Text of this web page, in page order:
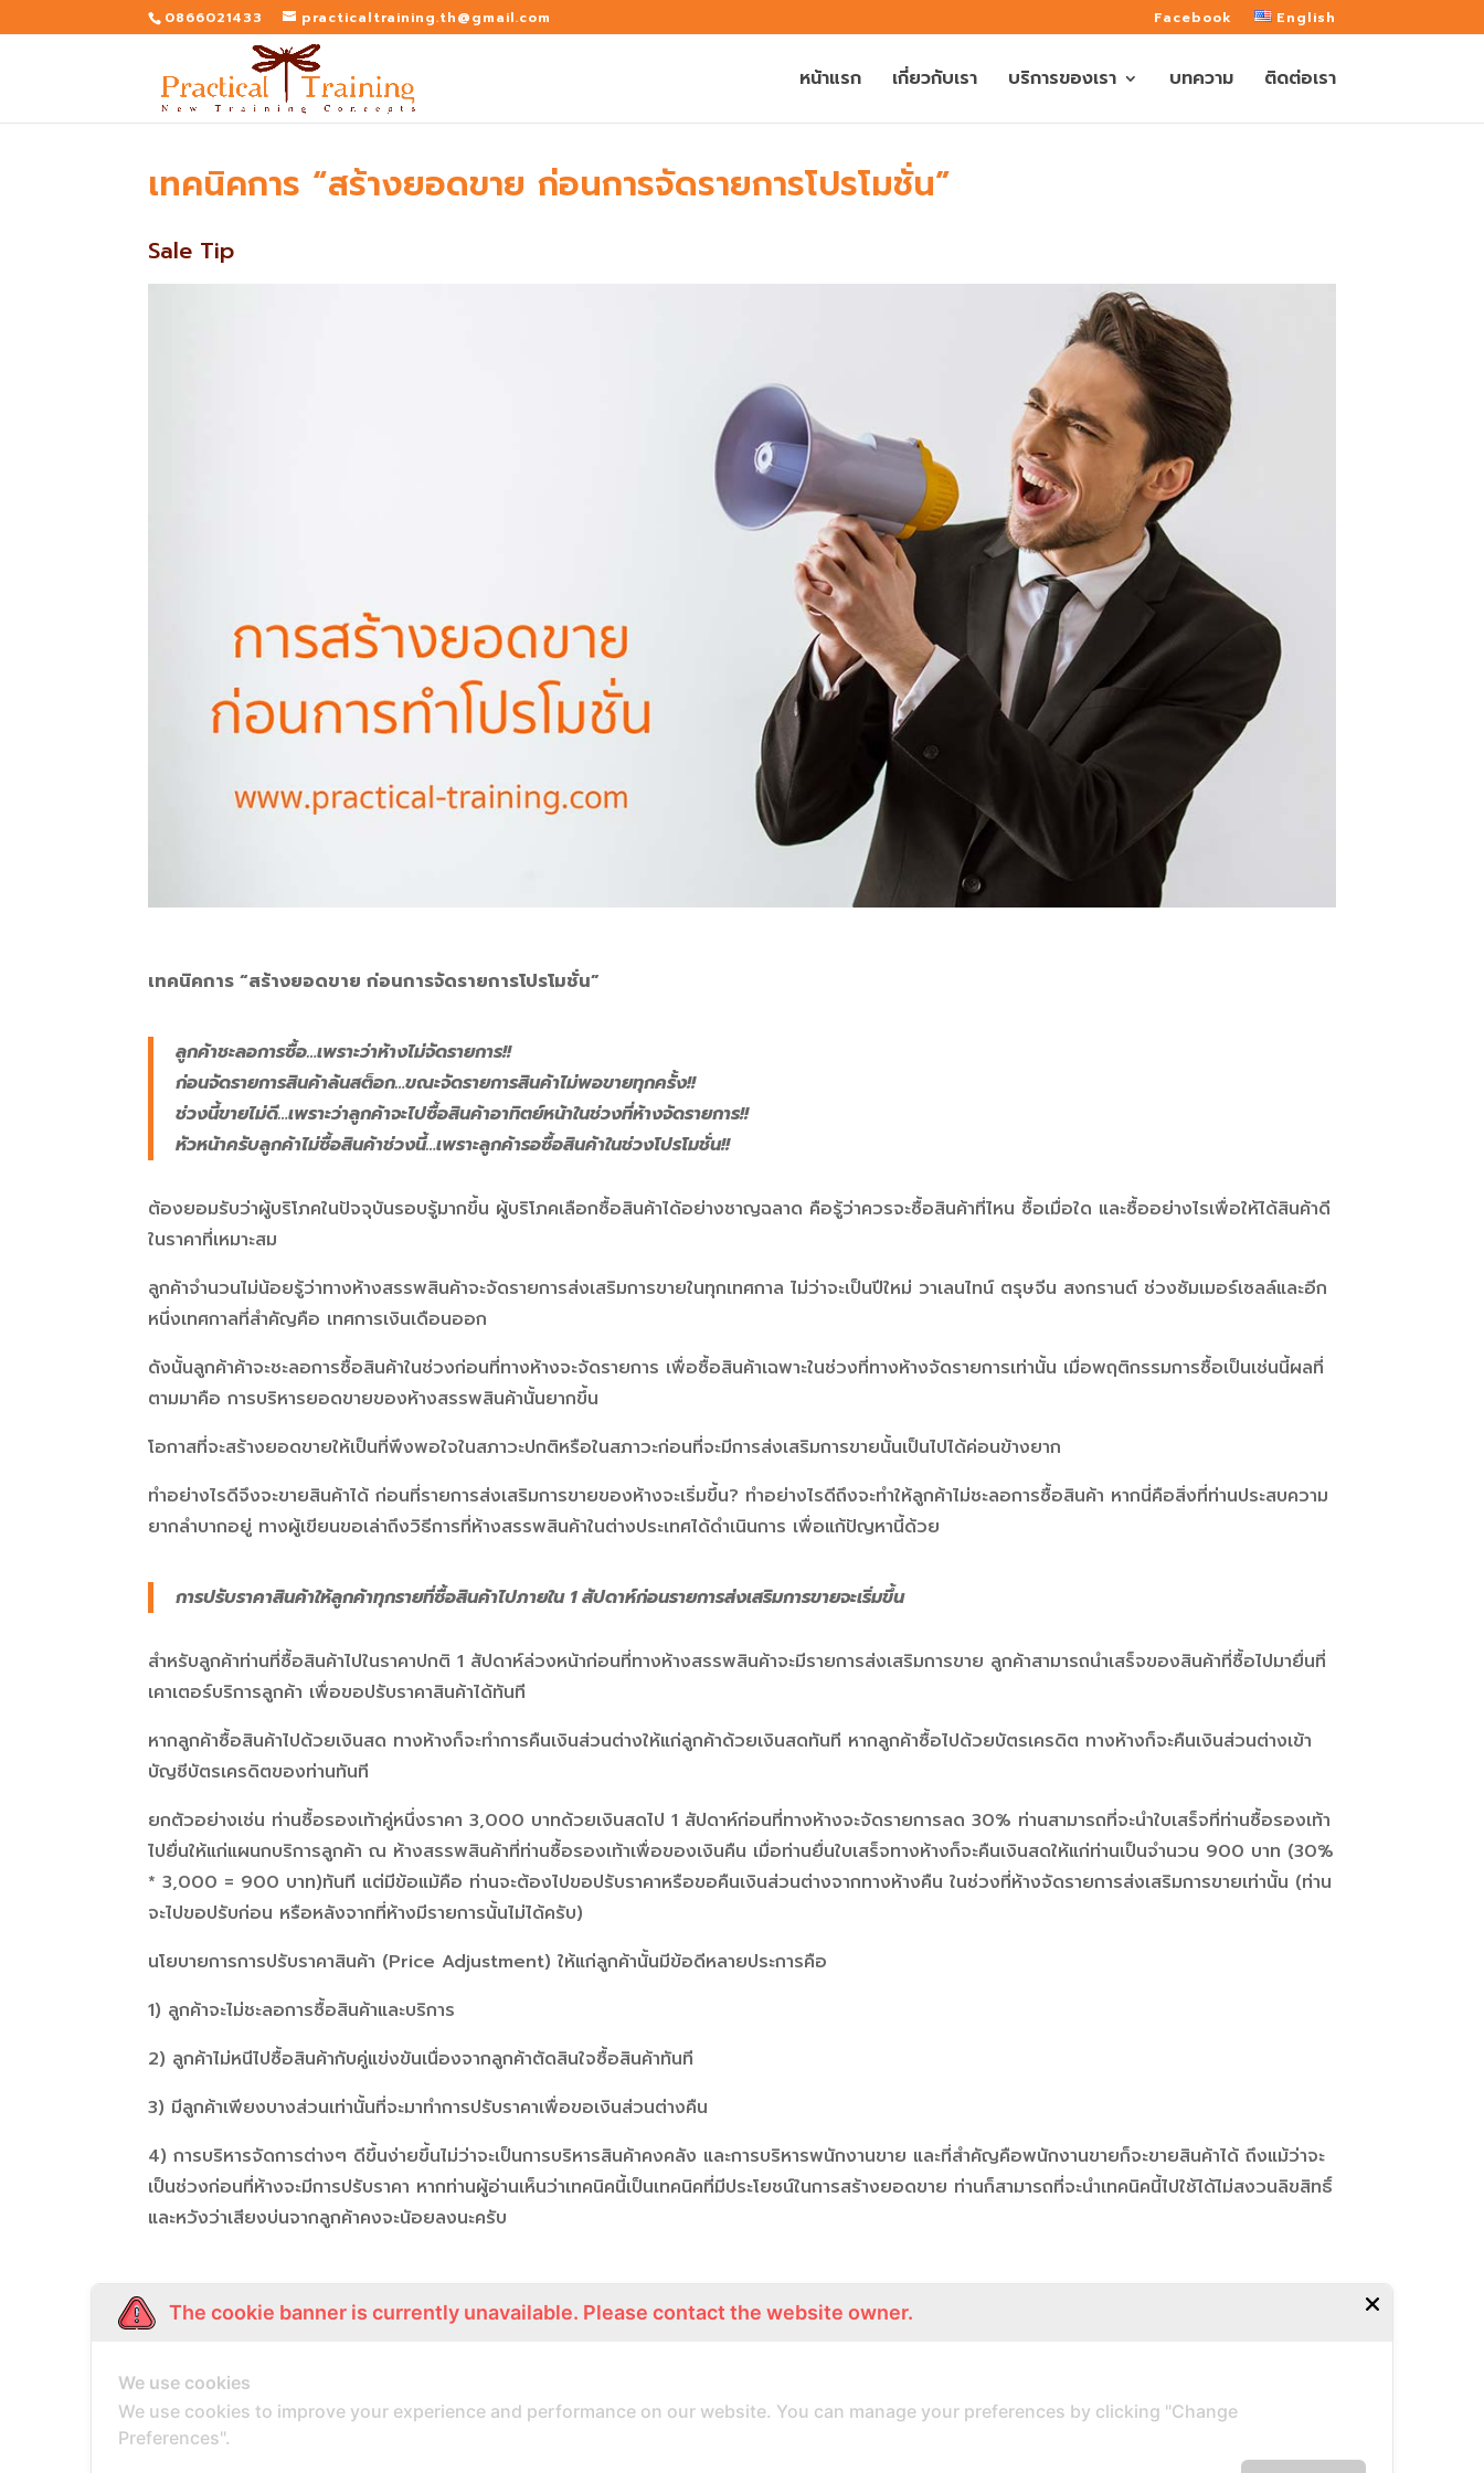
0866021433 practicaltraining.th@gmail.com Facebook English
หน้าแรก เกี่ยวกับเรา บริการของเรา บทความ ติดต่อเรา
เทคนิคการ “สร้างยอดขาย ก่อนการจัดรายการโปรโมชั่น”
Sale Tip
เทคนิคการ “สร้างยอดขาย ก่อนการจัดรายการโปรโมชั่น”
ลูกค้าชะลอการซื้อ…เพราะว่าห้างไม่จัดรายการ!!
ก่อนจัดรายการสินค้าล้นสต็อก…ขณะจัดรายการสินค้าไม่พอขายทุกครั้ง!!
ช่วงนี้ขายไม่ดี…เพราะว่าลูกค้าจะไปซื้อสินค้าอาทิตย์หน้าในช่วงที่ห้างจัดรายการ!!
หัวหน้าครับลูกค้าไม่ซื้อสินค้าช่วงนี้…เพราะลูกค้ารอซื้อสินค้าในช่วงโปรโมชั่น!!
ต้องยอมรับว่าผู้บริโภคในปัจจุบันรอบรู้มากขึ้น ผู้บริโภคเลือกซื้อสินค้าได้อย่างชาญฉลาด คือรู้ว่าควรจะซื้อสินค้าที่ไหน ซื้อเมื่อใด และซื้ออย่างไรเพื่อให้ได้สินค้าดี
ในราคาที่เหมาะสม
ลูกค้าจำนวนไม่น้อยรู้ว่าทางห้างสรรพสินค้าจะจัดรายการส่งเสริมการขายในทุกเทศกาล ไม่ว่าจะเป็นปีใหม่ วาเลนไทน์ ตรุษจีน สงกรานต์ ช่วงซัมเมอร์เซลล์และอีก
หนึ่งเทศกาลที่สำคัญคือ เทศการเงินเดือนออก
ดังนั้นลูกค้าค้าจะชะลอการซื้อสินค้าในช่วงก่อนที่ทางห้างจะจัดรายการ เพื่อซื้อสินค้าเฉพาะในช่วงที่ทางห้างจัดรายการเท่านั้น เมื่อพฤติกรรมการซื้อเป็นเช่นนี้ผลที่
ตามมาคือ การบริหารยอดขายของห้างสรรพสินค้านั้นยากขึ้น
โอกาสที่จะสร้างยอดขายให้เป็นที่พึงพอใจในสภาวะปกติหรือในสภาวะก่อนที่จะมีการส่งเสริมการขายนั้นเป็นไปได้ค่อนข้างยาก
ทำอย่างไรดีจึงจะขายสินค้าได้ ก่อนที่รายการส่งเสริมการขายของห้างจะเริ่มขึ้น? ทำอย่างไรดีถึงจะทำให้ลูกค้าไม่ชะลอการซื้อสินค้า หากนี่คือสิ่งที่ท่านประสบความ
ยากลำบากอยู่ ทางผู้เขียนขอเล่าถึงวิธีการที่ห้างสรรพสินค้าในต่างประเทศได้ดำเนินการ เพื่อแก้ปัญหานี้ด้วย
การปรับราคาสินค้าให้ลูกค้าทุกรายที่ซื้อสินค้าไปภายใน 1 สัปดาห์ก่อนรายการส่งเสริมการขายจะเริ่มขึ้น
สำหรับลูกค้าท่านที่ซื้อสินค้าไปในราคาปกติ 1 สัปดาห์ล่วงหน้าก่อนที่ทางห้างสรรพสินค้าจะมีรายการส่งเสริมการขาย ลูกค้าสามารถนำเสร็จของสินค้าที่ซื้อไปมายื่นที่
เคาเตอร์บริการลูกค้า เพื่อขอปรับราคาสินค้าได้ทันที
หากลูกค้าซื้อสินค้าไปด้วยเงินสด ทางห้างก็จะทำการคืนเงินส่วนต่างให้แก่ลูกค้าด้วยเงินสดทันที หากลูกค้าซื้อไปด้วยบัตรเครดิต ทางห้างก็จะคืนเงินส่วนต่างเข้า
บัญชีบัตรเครดิตของท่านทันที
ยกตัวอย่างเช่น ท่านซื้อรองเท้าคู่หนึ่งราคา 3,000 บาทด้วยเงินสดไป 1 สัปดาห์ก่อนที่ทางห้างจะจัดรายการลด 30% ท่านสามารถที่จะนำใบเสร็จที่ท่านซื้อรองเท้า
ไปยื่นให้แก่แผนกบริการลูกค้า ณ ห้างสรรพสินค้าที่ท่านซื้อรองเท้าเพื่อของเงินคืน เมื่อท่านยื่นใบเสร็จทางห้างก็จะคืนเงินสดให้แก่ท่านเป็นจำนวน 900 บาท (30%
* 3,000 = 900 บาท)ทันที แต่มีข้อแม้คือ ท่านจะต้องไปขอปรับราคาหรือขอคืนเงินส่วนต่างจากทางห้างคืน ในช่วงที่ห้างจัดรายการส่งเสริมการขายเท่านั้น (ท่าน
จะไปขอปรับก่อน หรือหลังจากที่ห้างมีรายการนั้นไม่ได้ครับ)
นโยบายการการปรับราคาสินค้า (Price Adjustment) ให้แก่ลูกค้านั้นมีข้อดีหลายประการคือ
1) ลูกค้าจะไม่ชะลอการซื้อสินค้าและบริการ
2) ลูกค้าไม่หนีไปซื้อสินค้ากับคู่แข่งขันเนื่องจากลูกค้าตัดสินใจซื้อสินค้าทันที
3) มีลูกค้าเพียงบางส่วนเท่านั้นที่จะมาทำการปรับราคาเพื่อขอเงินส่วนต่างคืน
4) การบริหารจัดการต่างๆ ดีขึ้นง่ายขึ้นไม่ว่าจะเป็นการบริหารสินค้าคงคลัง และการบริหารพนักงานขาย และที่สำคัญคือพนักงานขายก็จะขายสินค้าได้ ถึงแม้ว่าจะ
เป็นช่วงก่อนที่ห้างจะมีการปรับราคา หากท่านผู้อ่านเห็นว่าเทคนิคนี้เป็นเทคนิคที่มีประโยชน์ในการสร้างยอดขาย ท่านก็สามารถที่จะนำเทคนิคนี้ไปใช้ได้ไม่สงวนลิขสิทธิ์
และหวังว่าเสียงบ่นจากลูกค้าคงจะนัอยลงนะครับ
The cookie banner is currently unavailable. Please contact the website owner.
We use cookies
We use cookies to improve your experience and performance on our website. You can manage your preferences by clicking "Change
Preferences".